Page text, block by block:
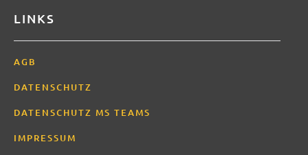
LINKS
AGB
DATENSCHUTZ
DATENSCHUTZ MS TEAMS
IMPRESSUM